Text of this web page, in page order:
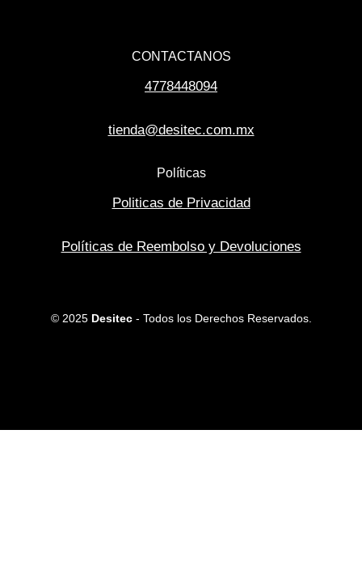
CONTACTANOS
4778448094
tienda@desitec.com.mx
Políticas
Politicas de Privacidad
Políticas de Reembolso y Devoluciones
© 2025 Desitec- Todos los Derechos Reservados.